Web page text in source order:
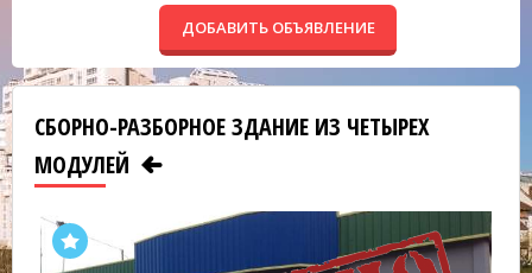
ДОБАВИТЬ ОБЪЯВЛЕНИЕ
СБОРНО-РАЗБОРНОЕ ЗДАНИЕ ИЗ ЧЕТЫРЕХ
МОДУЛЕЙ